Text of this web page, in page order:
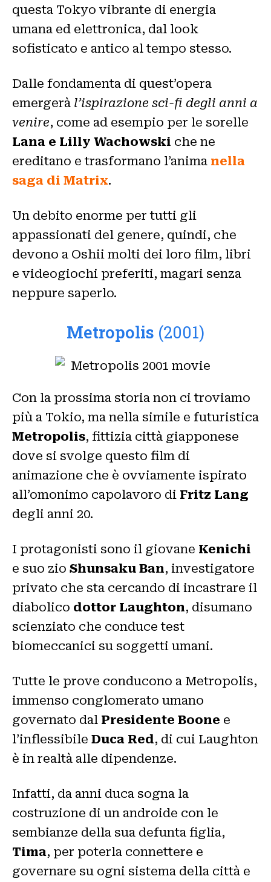
questa Tokyo vibrante di energia
umana ed elettronica, dal look
sofisticato e antico al tempo stesso.
Dalle fondamenta di quest’opera
emergerà l’ispirazione sci-fi degli anni a
venire, come ad esempio per le sorelle
Lana e Lilly Wachowski che ne
ereditano e trasformano l’anima nella
saga di Matrix.
Un debito enorme per tutti gli
appassionati del genere, quindi, che
devono a Oshii molti dei loro film, libri
e videogiochi preferiti, magari senza
neppure saperlo.
Metropolis (2001)
Con la prossima storia non ci troviamo
più a Tokio, ma nella simile e futuristica
Metropolis, fittizia città giapponese
dove si svolge questo film di
animazione che è ovviamente ispirato
all’omonimo capolavoro di Fritz Lang
degli anni 20.
I protagonisti sono il giovane Kenichi
e suo zio Shunsaku Ban, investigatore
privato che sta cercando di incastrare il
diabolico dottor Laughton, disumano
scienziato che conduce test
biomeccanici su soggetti umani.
Tutte le prove conducono a Metropolis,
immenso conglomerato umano
governato dal Presidente Boone e
l’inflessibile Duca Red, di cui Laughton
è in realtà alle dipendenze.
Infatti, da anni duca sogna la
costruzione di un androide con le
sembianze della sua defunta figlia,
Tima, per poterla connettere e
governare su ogni sistema della città e